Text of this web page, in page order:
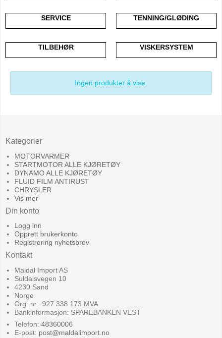
SERVICE TENNING/GLØDING
TILBEHØR VISKERSYSTEM
Ingen produkter å vise.
Kategorier
MOTORVARMER
STARTMOTOR ALLE KJØRETØY
DYNAMO ALLE KJØRETØY
FLUID FILM ANTIRUST
CHRYSLER
Vis mer
Din konto
Logg inn
Opprett brukerkonto
Registrering nyhetsbrev
Kontakt
Maldal Import AS
Suldalsvegen 10
4230 Sand
Norge
Org. nr.: 927 338 173 MVA
Bankinformasjon: SPAREBANKEN VEST
Telefon: 48360006
E-post: post@maldalimport.no